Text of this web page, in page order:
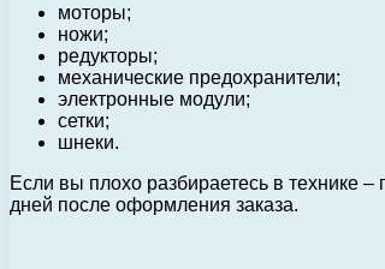
моторы;
ножи;
редукторы;
механические предохранители;
электронные модули;
сетки;
шнеки.
Если вы плохо разбираетесь в технике
дней после оформления заказа.